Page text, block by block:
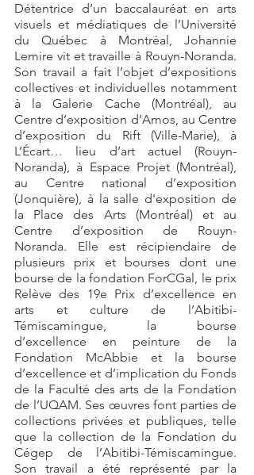
Détentrice d’un baccalauréat en arts
visuels et médiatiques de l’Université
du Québec à Montréal, Johannie
Lemire vit et travaille à Rouyn-Noranda.
Son travail a fait l’objet d’expositions
collectives et individuelles notamment
à la Galerie Cache (Montréal), au
Centre d’exposition d’Amos, au Centre
d’exposition du Rift (Ville-Marie), à
L’Écart… lieu d’art actuel (Rouyn-
Noranda), à Espace Projet (Montréal),
au Centre national d’exposition
(Jonquière), à la salle d'exposition de
la Place des Arts (Montréal) et au
Centre d’exposition de Rouyn-
Noranda. Elle est récipiendaire de
plusieurs prix et bourses dont une
bourse de la fondation ForCGal, le prix
Relève des 19e Prix d’excellence en
arts et culture de l’Abitibi-
Témiscamingue, la bourse
d’excellence en peinture de la
Fondation McAbbie et la bourse
d’excellence et d’implication du Fonds
de la Faculté des arts de la Fondation
de l’UQAM. Ses œuvres font parties de
collections privées et publiques, telle
que la collection de la Fondation du
Cégep de l’Abitibi-Témiscamingue.
Son travail a été représenté par la